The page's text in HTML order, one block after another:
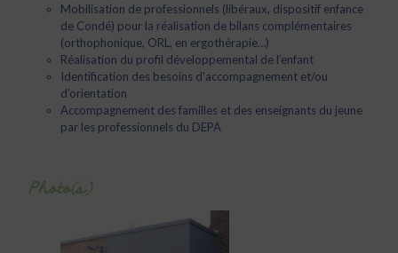
Mobilisation de professionnels (libéraux, dispositif enfance
de Condé) pour la réalisation de bilans complémentaires
(orthophonique, ORL, en ergothérapie…)
Réalisation du profil développemental de l’enfant
Identification des besoins d’accompagnement et/ou
d’orientation
Accompagnement des familles et des enseignants du jeune
par les professionnels du DEPA
Photo(s)